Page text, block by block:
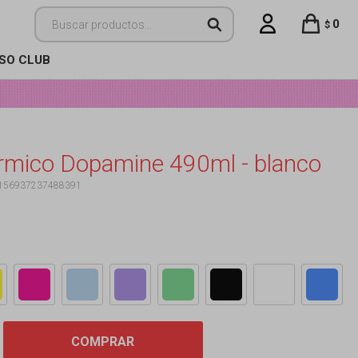
CLUB
$ 0
Dopamine 490ml - blanco
COMPRAR